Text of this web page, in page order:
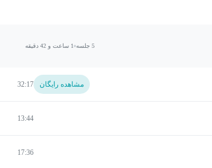
5 جلسه 1 ساعت و 42 دقیقه
مشاهده رایگان 32:17
13:44
17:36